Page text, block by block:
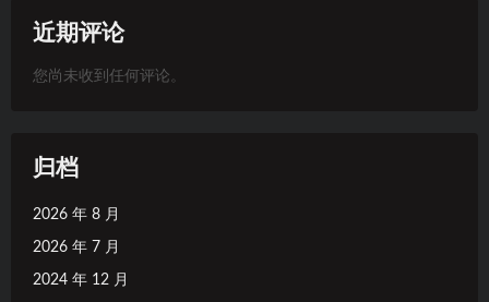
近期评论
您尚未收到任何评论。
归档
2026 年 8 月
2026 年 7 月
2024 年 12 月